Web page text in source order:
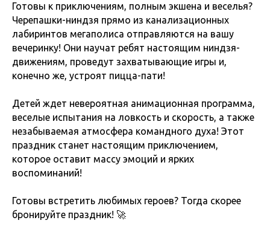
Готовы к приключениям, полным экшена и веселья?
Черепашки-ниндзя прямо из канализационных
лабиринтов мегаполиса отправляются на вашу
вечеринку! Они научат ребят настоящим ниндзя-
движениям, проведут захватывающие игры и,
конечно же, устроят пицца-пати!
Детей ждет невероятная анимационная программа,
веселые испытания на ловкость и скорость, а также
незабываемая атмосфера командного духа! Этот
праздник станет настоящим приключением,
которое оставит массу эмоций и ярких
воспоминаний!
Готовы встретить любимых героев? Тогда скорее
бронируйте праздник! 🚀